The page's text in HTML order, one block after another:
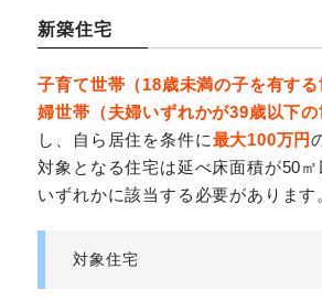
新築住宅
子育て世帯（18歳未満の子を有する
婦世帯（夫婦いずれかが39歳以下の
し、自ら居住を条件に最大100万円
対象となる住宅は延べ床面積が50
いずれかに該当する必要があります
対象住宅